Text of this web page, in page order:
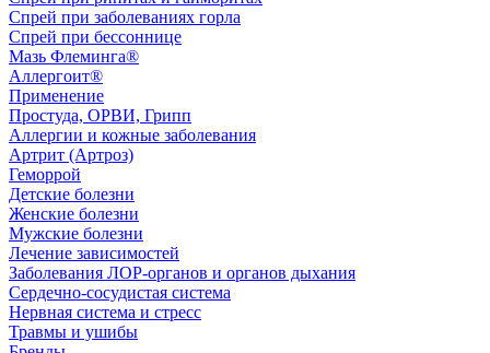
Спрей при заболеваниях горла
Спрей при бессоннице
Мазь Флеминга®
Аллергоит®
Применение
Простуда, ОРВИ, Грипп
Аллергии и кожные заболевания
Артрит (Артроз)
Геморрой
Детские болезни
Женские болезни
Мужские болезни
Лечение зависимостей
Заболевания ЛОР-органов и органов дыхания
Сердечно-сосудистая система
Нервная система и стресс
Травмы и ушибы